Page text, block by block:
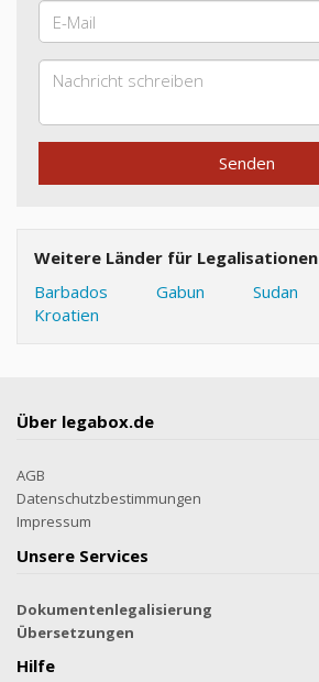
Senden
Weitere Länder für Legalisationen
Barbados
Gabun Sudan
Kroatien
Über legabox.de
AGB
Datenschutzbestimmungen
Impressum
Unsere Services
Dokumentenlegalisierung
Übersetzungen
Hilfe